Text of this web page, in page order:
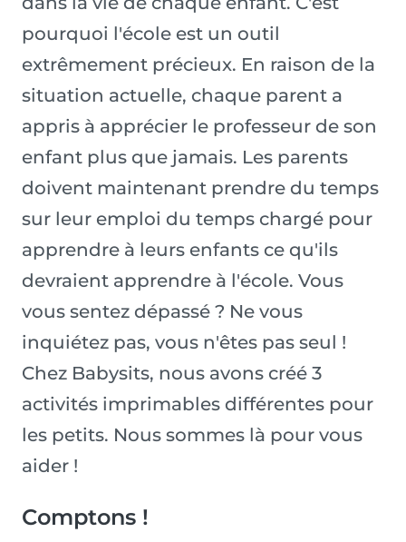
pourquoi l'école est un outil
extrêmement précieux. En raison de la
situation actuelle, chaque parent a
appris à apprécier le professeur de son
enfant plus que jamais. Les parents
doivent maintenant prendre du temps
sur leur emploi du temps chargé pour
apprendre à leurs enfants ce qu'ils
devraient apprendre à l'école. Vous
vous sentez dépassé ? Ne vous
inquiétez pas, vous n'êtes pas seul !
Chez Babysits, nous avons créé 3
activités imprimables différentes pour
les petits. Nous sommes là pour vous
aider !
Comptons !